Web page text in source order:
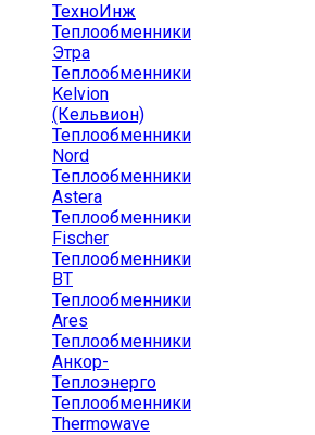
ТехноИнж
Теплообменники
Этра
Теплообменники
Kelvion
(Кельвион)
Теплообменники
Nord
Теплообменники
Astera
Теплообменники
Fischer
Теплообменники
ВТ
Теплообменники
Ares
Теплообменники
Анкор-
Теплоэнерго
Теплообменники
Thermowave